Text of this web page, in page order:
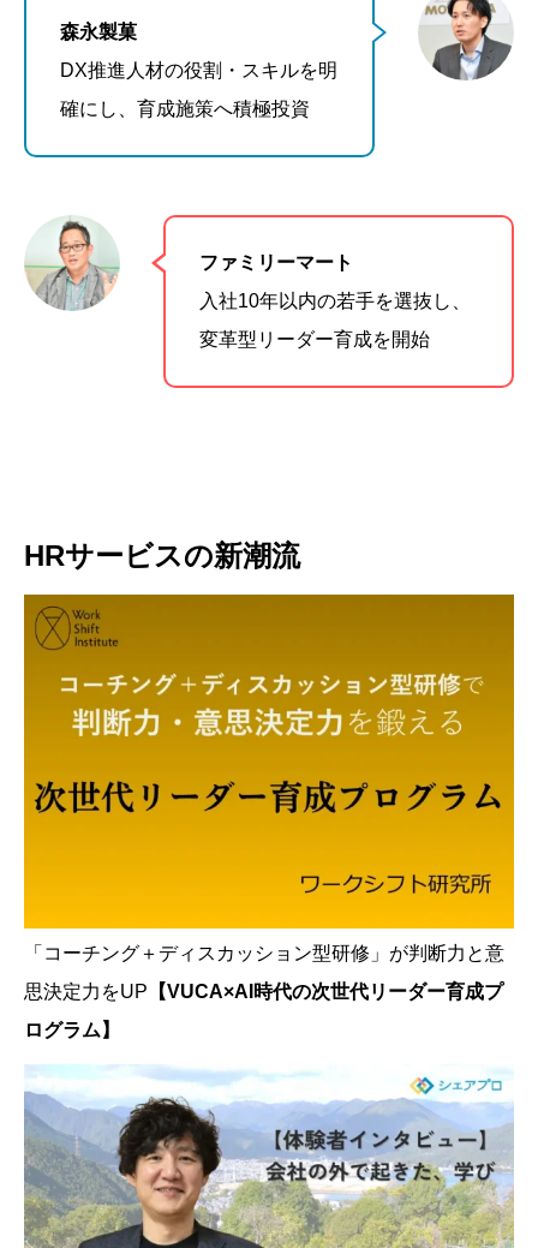
森永製菓
DX推進人材の役割・スキルを明
確にし、育成施策へ積極投資
ファミリーマート
入社10年以内の若手を選抜し、
変革型リーダー育成を開始
HRサービスの新潮流
「コーチング＋ディスカッション型研修」が判断力と意
思決定力をUP 【VUCA×AI時代の次世代リーダー育成プ
ログラム】